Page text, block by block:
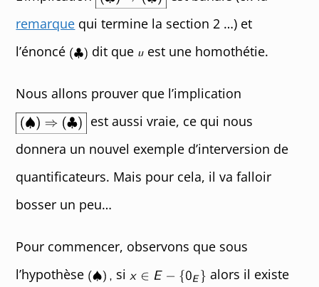
remarque qui termine la section 2 …) et
l’énoncé
dit que est une homothétie.
Nous allons prouver que l’implication
est aussi vraie, ce qui nous
donnera un nouvel exemple d’interversion de
quantificateurs. Mais pour cela, il va falloir
bosser un peu…
Pour commencer, observons que sous
l’hypothèse
si alors il existe